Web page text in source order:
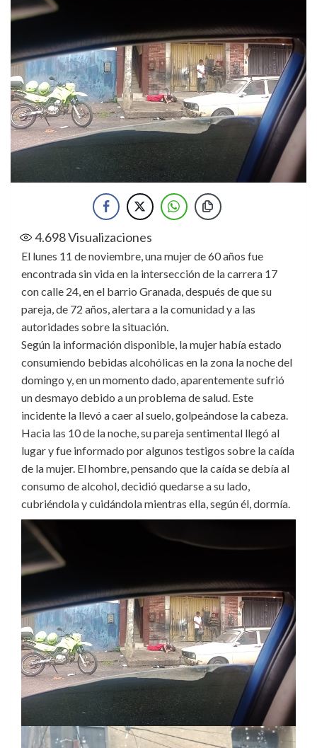
4.698Visualizaciones
El lunes 11 de noviembre, una mujer de 60 años fue
encontrada sin vida en la intersección de la carrera 17
con calle 24, en el barrio Granada, después de que su
pareja, de 72 años, alertara a la comunidad y a las
autoridades sobre la situación.
Según la información disponible, la mujer había estado
consumiendo bebidas alcohólicas en la zona la noche del
domingo y, en un momento dado, aparentemente sufrió
un desmayo debido a un problema de salud. Este
incidente la llevó a caer al suelo, golpeándose la cabeza.
Hacia las 10 de la noche, su pareja sentimental llegó al
lugar y fue informado por algunos testigos sobre la caída
de la mujer. El hombre, pensando que la caída se debía al
consumo de alcohol, decidió quedarse a su lado,
cubriéndola y cuidándola mientras ella, según él, dormía.